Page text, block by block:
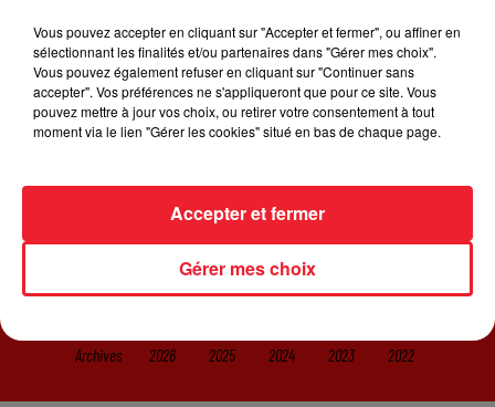
ACCUEIL RADIO JEUX ACTUALITÉS
Gestion des cookies Plan du site
Archives 2026 2025 2024 2023 2022
Vous pouvez accepter en cliquant sur "Accepter et fermer", ou affiner en
sélectionnant les finalités et/ou partenaires dans "Gérer mes choix".
Vous pouvez également refuser en cliquant sur "Continuer sans
accepter". Vos préférences ne s'appliqueront que pour ce site. Vous
pouvez mettre à jour vos choix, ou retirer votre consentement à tout
moment via le lien "Gérer les cookies" situé en bas de chaque page.
Gérer mes choix
Accepter et fermer